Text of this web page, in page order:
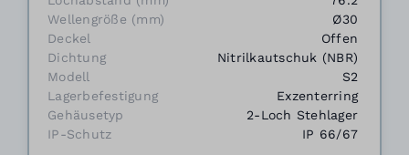
Wellengröße (mm)
Ø30
Deckel
Offen
Dichtung
Nitrilkautschuk (NBR)
Modell
S2
Lagerbefestigung
Exzenterring
Gehäusetyp
2-Loch Stehlager
IP-Schutz
IP 66/67